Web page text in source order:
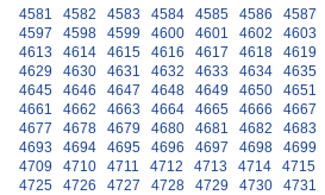
4581
4582 4583 4584 4585 4586 4587
4597
4598 4599 4600 4601 4602 4603
4613
4614 4615 4616 4617 4618 4619
4629
4630 4631 4632 4633 4634 4635
4645
4646 4647 4648 4649 4650 4651
4661
4662 4663 4664 4665 4666 4667
4677
4678 4679 4680 4681 4682 4683
4693
4694 4695 4696 4697 4698 4699
4709
4710 4711 4712 4713 4714 4715
4725
4726 4727 4728 4729 4730 4731